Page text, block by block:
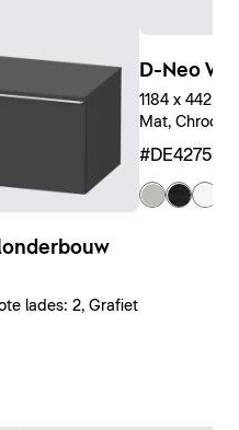
lades: 2, Grafiet
D-Neo
1184 x 442 x
Mat, Chroom